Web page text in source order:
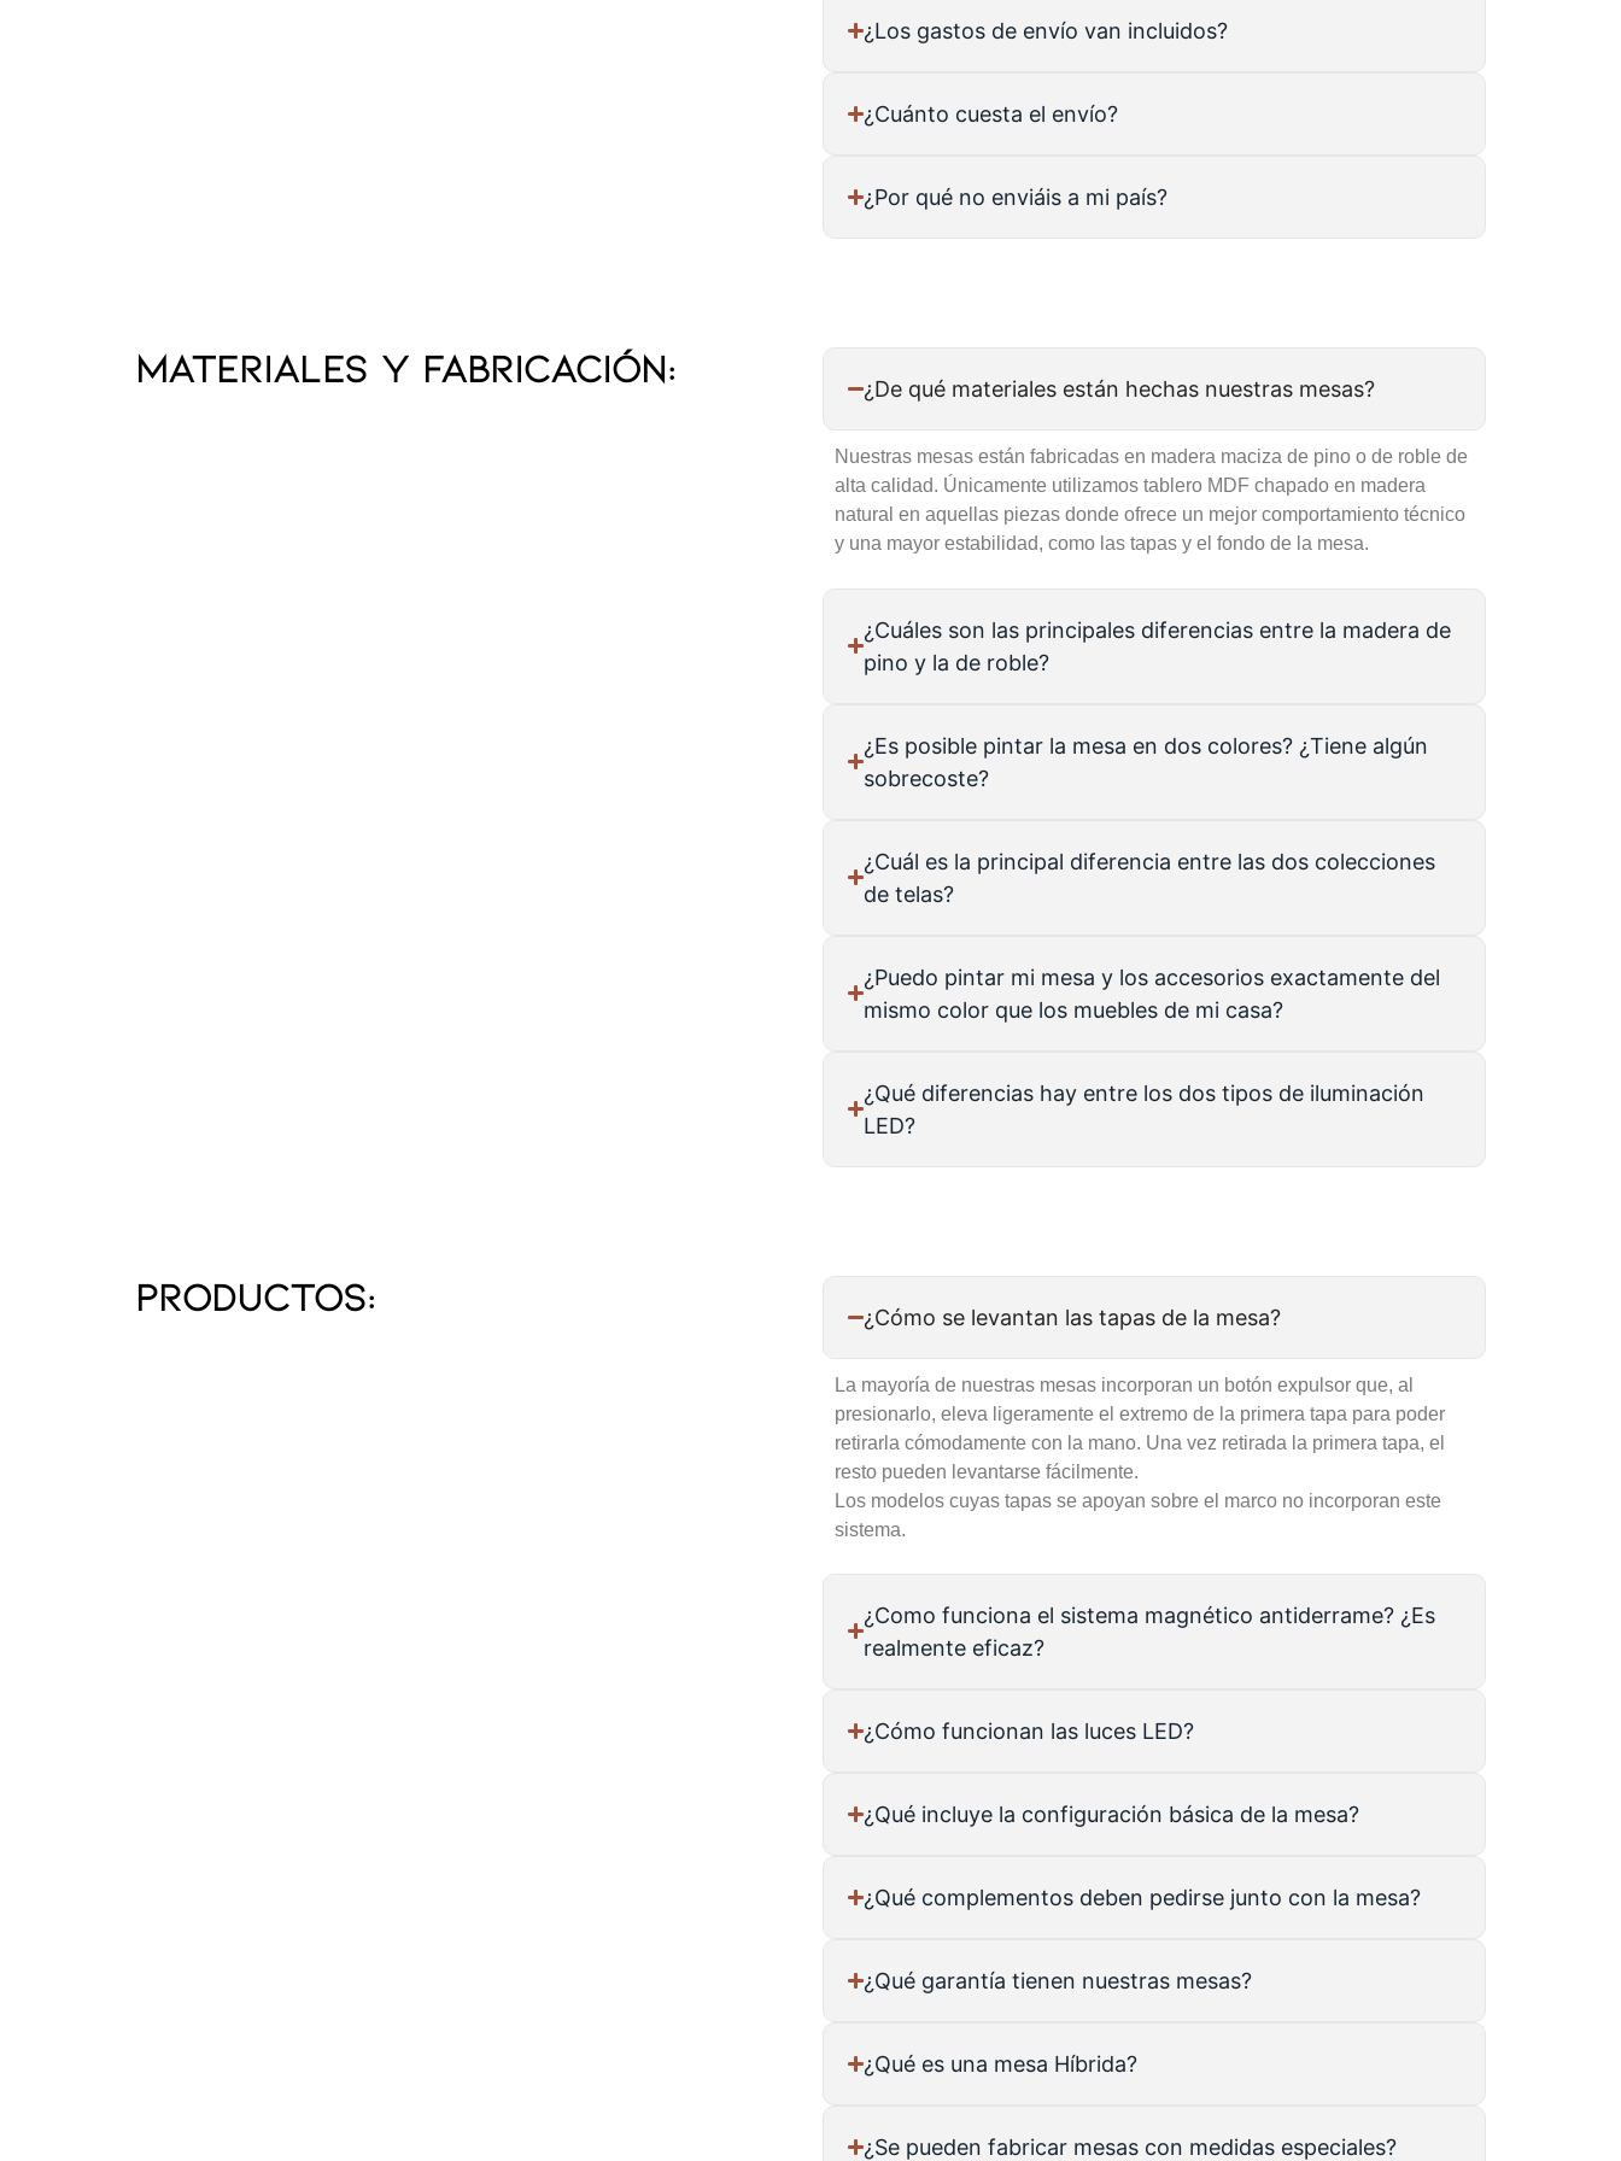
¿Los gastos de envío van incluidos?
¿Cuánto cuesta el envío?
¿Por qué no enviáis a mi país?
Materiales y fabricación: ¿De qué materiales están hechas nuestras mesas?
Nuestras mesas están fabricadas en madera maciza de pino o de roble de
alta calidad. Únicamente utilizamos tablero MDF chapado en madera
natural en aquellas piezas donde ofrece un mejor comportamiento técnico
y una mayor estabilidad, como las tapas y el fondo de la mesa.
¿Cuáles son las principales diferencias entre la madera de
pino y la de roble?
¿Es posible pintar la mesa en dos colores? ¿Tiene algún
sobrecoste?
¿Cuál es la principal diferencia entre las dos colecciones
de telas?
¿Puedo pintar mi mesa y los accesorios exactamente del
mismo color que los muebles de mi casa?
¿Qué diferencias hay entre los dos tipos de iluminación
LED?
PRODUCTOS: ¿Cómo se levantan las tapas de la mesa?
La mayoría de nuestras mesas incorporan un botón expulsor que, al
presionarlo, eleva ligeramente el extremo de la primera tapa para poder
retirarla cómodamente con la mano. Una vez retirada la primera tapa, el
resto pueden levantarse fácilmente.
Los modelos cuyas tapas se apoyan sobre el marco no incorporan este
sistema.
¿Como funciona el sistema magnético antiderrame? ¿Es
realmente eficaz?
¿Cómo funcionan las luces LED?
¿Qué incluye la configuración básica de la mesa?
¿Qué complementos deben pedirse junto con la mesa?
¿Qué garantía tienen nuestras mesas?
¿Qué es una mesa Híbrida?
¿Se pueden fabricar mesas con medidas especiales?